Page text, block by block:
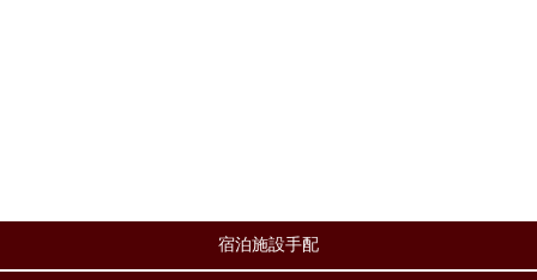
宿泊施設手配